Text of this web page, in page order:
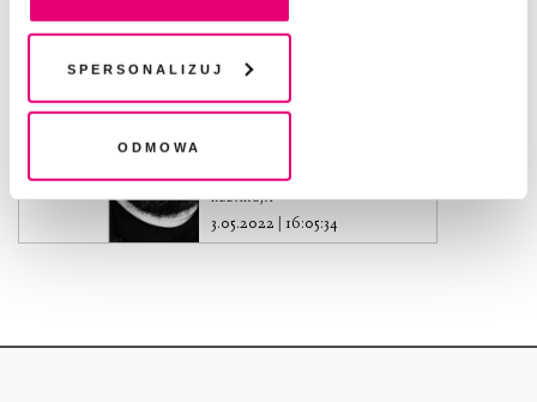
chwili wycofać lub ponowić w zakładce "Ustawienia
plików cookie". Wycofanie zgody nie wpływa na
legalność przetwarzania danych przed jej wycofaniem
Spersonalizuj
Odmowa
POSŁUCHAJ
Wydanie audio
REDAKCJA
3.05.2022 16:05:34